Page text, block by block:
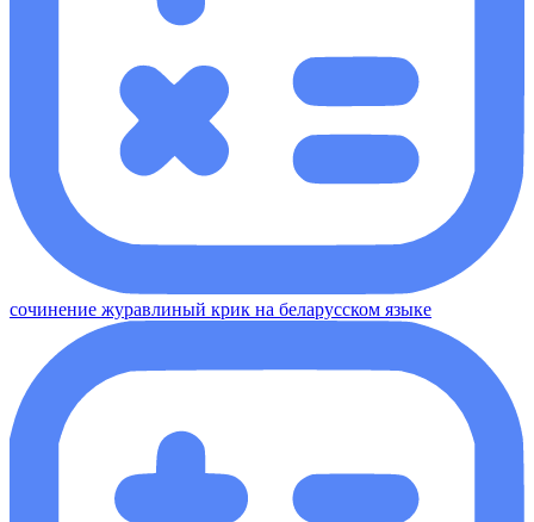
сочинение журавлиный крик на беларусском языке​